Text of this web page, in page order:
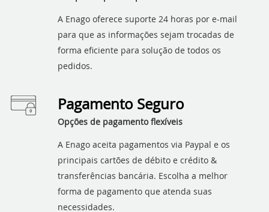
A Enago oferece suporte 24 horas por e-mail
para que as informações sejam trocadas de
forma eficiente para solução de todos os
pedidos.
Pagamento Seguro
Opções de pagamento flexíveis
A Enago aceita pagamentos via Paypal e os
principais cartões de débito e crédito &
transferências bancária. Escolha a melhor
forma de pagamento que atenda suas
necessidades.